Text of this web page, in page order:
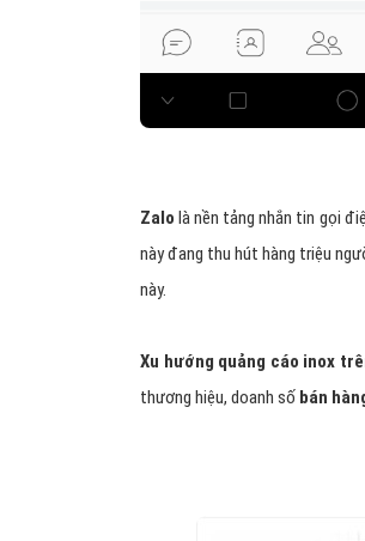
Zalo là nền tảng nhắn tin gọi
này đang thu hút hàng triệu
này.
Xu hướng quảng cáo inox
thương hiệu, doanh số bán